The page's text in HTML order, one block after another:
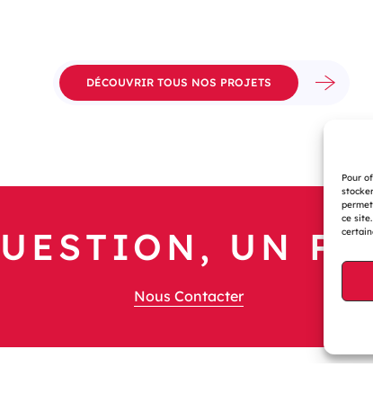
Pour
ce
DÉCOUVRIR TOUS NOS PROJETS
UN
Nous Contacter